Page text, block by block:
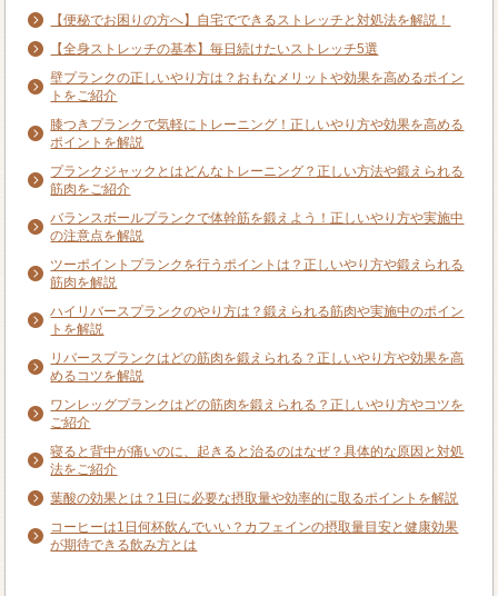
【便秘でお困りの方へ】自宅でできるストレッチと対処法を解説！
【全身ストレッチの基本】毎日続けたいストレッチ5選
壁プランクの正しいやり方は？おもなメリットや効果を高めるポイン
トをご紹介
膝つきプランクで気軽にトレーニング！正しいやり方や効果を高める
ポイントを解説
プランクジャックとはどんなトレーニング？正しい方法や鍛えられる
筋肉をご紹介
バランスボールプランクで体幹筋を鍛えよう！正しいやり方や実施中
の注意点を解説
ツーポイントプランクを行うポイントは？正しいやり方や鍛えられる
筋肉を解説
ハイリバースプランクのやり方は？鍛えられる筋肉や実施中のポイン
トを解説
リバースプランクはどの筋肉を鍛えられる？正しいやり方や効果を高
めるコツを解説
ワンレッグプランクはどの筋肉を鍛えられる？正しいやり方やコツを
ご紹介
寝ると背中が痛いのに、起きると治るのはなぜ？具体的な原因と対処
法をご紹介
葉酸の効果とは？1日に必要な摂取量や効率的に取るポイントを解説
コーヒーは1日何杯飲んでいい？カフェインの摂取量目安と健康効果
が期待できる飲み方とは